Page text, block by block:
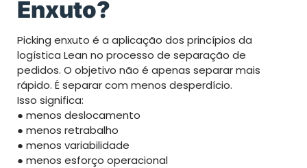
Enxuto?
Picking enxuto é a aplicação dos princípios da
logística Lean no processo de separação de
pedidos. O objetivo não é apenas separar mais
rápido. É separar com menos desperdício.
Isso significa:
● menos deslocamento
● menos retrabalho
● menos variabilidade
● menos esforço operacional